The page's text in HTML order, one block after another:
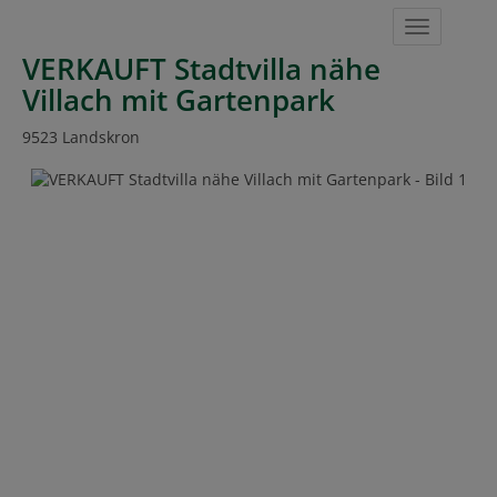
VERKAUFT Stadtvilla nähe
Villach mit Gartenpark
9523 Landskron